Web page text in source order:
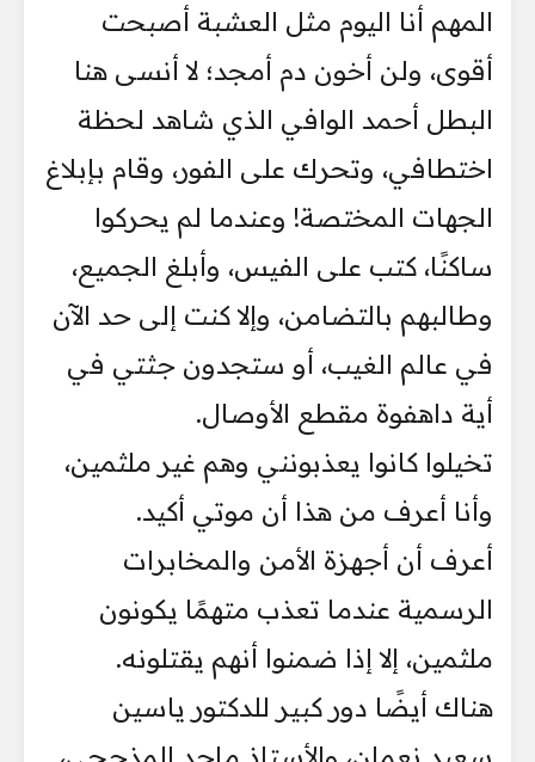
المهم أنا اليوم مثل العشبة أصبحت
أقوى، ولن أخون دم أمجد؛ لا أنسى هنا
البطل أحمد الوافي الذي شاهد لحظة
اختطافي، وتحرك على الفور، وقام بإبلاغ
الجهات المختصة! وعندما لم يحركوا
ساكنًا، كتب على الفيس، وأبلغ الجميع،
وطالبهم بالتضامن، وإلا كنت إلى حد الآن
في عالم الغيب، أو ستجدون جثتي في
أية داهفوة مقطع الأوصال.
تخيلوا كانوا يعذبونني وهم غير ملثمين،
وأنا أعرف من هذا أن موتي أكيد.
أعرف أن أجهزة الأمن والمخابرات
الرسمية عندما تعذب متهمًا يكونون
ملثمين، إلا إذا ضمنوا أنهم يقتلونه.
هناك أيضًا دور كبير للدكتور ياسين